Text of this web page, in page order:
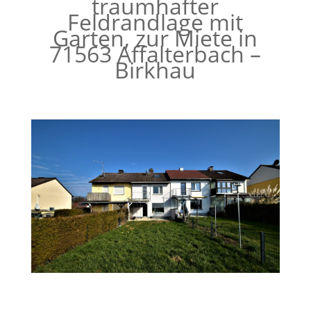
Feldrandlage mit
Garten, zur Miete in
71563 Affalterbach –
Birkhau